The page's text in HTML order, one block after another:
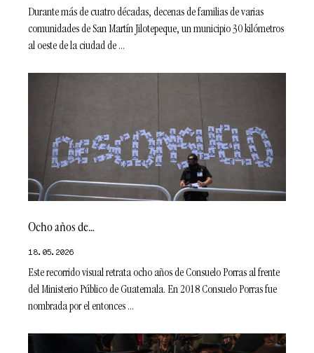
Durante más de cuatro décadas, decenas de familias de varias
comunidades de San Martín Jilotepeque, un municipio 30 kilómetros
al oeste de la ciudad de
Ocho años de…
18.05.2026
Este recorrido visual retrata ocho años de Consuelo Porras al frente
del Ministerio Público de Guatemala. En 2018 Consuelo Porras fue
nombrada por el entonces